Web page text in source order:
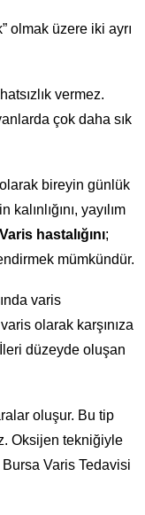
olmak üzere iki ayrı
vermez.
çok daha sık
bireyin günlük
yayılım
Varis hastalığını;
mümkündür.
varis
olarak karşınıza
düzeyde oluşan
oluşur. Bu tip
Oksijen tekniğiyle
Varis Tedavisi